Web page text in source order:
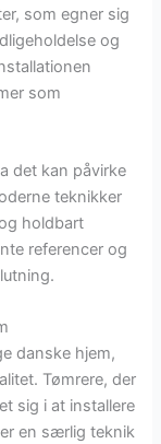
som egner sig
og
som
det kan påvirke
teknikker
holdbart
referencer og
danske hjem,
Tømrere, der
sig i at installere
en særlig teknik